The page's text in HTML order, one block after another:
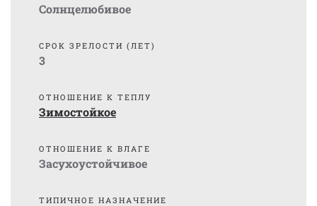
Солнцелюбивое
СРОК ЗРЕЛОСТИ (ЛЕТ)
3
ОТНОШЕНИЕ К ТЕПЛУ
Зимостойкое
ОТНОШЕНИЕ К ВЛАГЕ
Засухоустойчивое
ТИПИЧНОЕ НАЗНАЧЕНИЕ